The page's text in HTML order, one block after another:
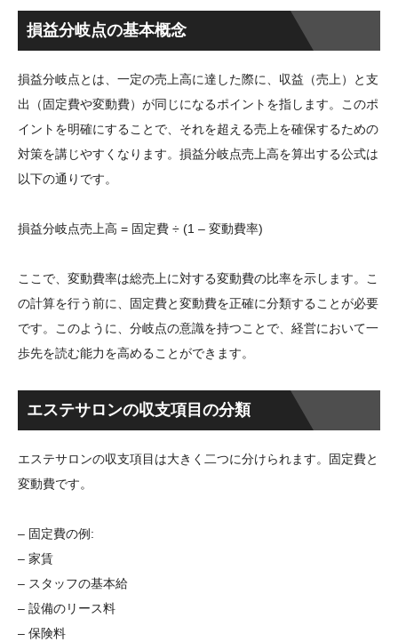
損益分岐点の基本概念
損益分岐点とは、一定の売上高に達した際に、収益（売上）と支
出（固定費や変動費）が同じになるポイントを指します。このポ
イントを明確にすることで、それを超える売上を確保するための
対策を講じやすくなります。損益分岐点売上高を算出する公式は
以下の通りです。
損益分岐点売上高 = 固定費 ÷ (1 – 変動費率)
ここで、変動費率は総売上に対する変動費の比率を示します。こ
の計算を行う前に、固定費と変動費を正確に分類することが必要
です。このように、分岐点の意識を持つことで、経営において一
歩先を読む能力を高めることができます。
エステサロンの収支項目の分類
エステサロンの収支項目は大きく二つに分けられます。固定費と
変動費です。
– 固定費の例:
– 家賃
– スタッフの基本給
– 設備のリース料
– 保険料